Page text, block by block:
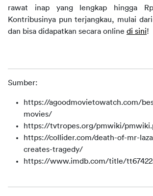
rawat inap yang lengkap hingga
Kontribusinya pun terjangkau, mulai
dan bisa didapatkan secara online di sini!
Sumber:
https://agoodmovietowatch.com/
movies/
https://tvtropes.org/pmwiki/
https://collider.com/death-of-mr-
creates-tragedy/
https://www.imdb.com/title/